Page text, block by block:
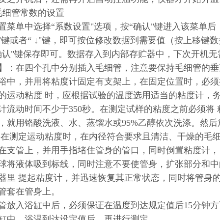
细管常数的设置
菜单中选择“系数设置"选项，按“确认"键进入该菜单
键或者“ ↓"键，即可按位修改数据到需要值（按上移键
认"键保存即可。数据存入到内部存贮器中，下次开机
：在四个孔中分别插入毛细管，注意要保持毛细管的
中，并用将粘度计固定有支架上，在固定位置时，必
运动粘度 时，应根据试验的温度选用适当的粘度计，
流动时间不少于350秒。在测定试样的粘度之前必须
就用铬酸洗液、水、蒸馏水或95%乙醇依次洗涤。然
测定运动粘度时，在内径符合要求且清洁、干燥的毛
支管上，并用手指堵住管身的管口，同时倒置粘度计
将液体吸到标线，同时注意不要使管身，扩张部分和
里 提起粘度计，并迅速恢复其正常状态，同时将管身
套在管身上。
放入浴缸中后，必须保证在温度到达规定值后15分钟